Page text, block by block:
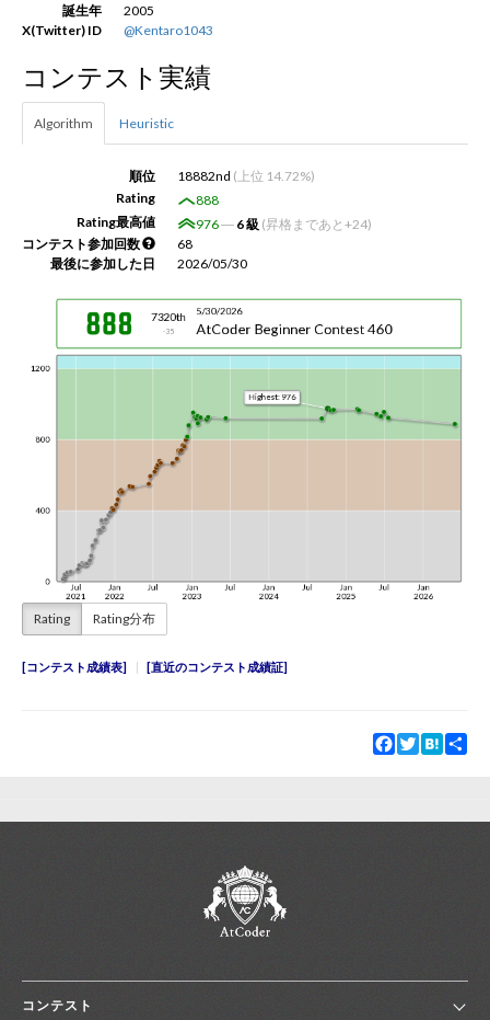
新規登録
誕生年
2005
X(Twitter) ID
@Kentaro1043
コンテスト実績
Algorithm Heuristic
順位 18882nd (上位 14.72%)
Rating
888
Rating最高値
976― 6 級 (昇格まであと+24)
コンテスト参加回数
68
最後に参加した日
2026/05/30
Rating Rating分布
コンテスト成績表 直近のコンテスト成績証
Facebook
TwitterHatena
コンテスト